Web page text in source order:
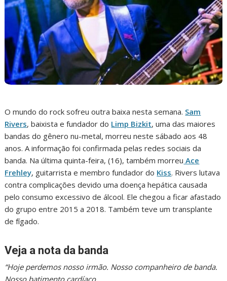
O mundo do rock sofreu outra baixa nesta semana. Sam
Rivers, baixista e fundador do Limp Bizkit, uma das maiores
bandas do gênero nu-metal, morreu neste sábado aos 48
anos. A informação foi confirmada pelas redes sociais da
banda. Na última quinta-feira, (16), também morreu Ace
Frehley, guitarrista e membro fundador do Kiss. Rivers lutava
contra complicações devido uma doença hepática causada
pelo consumo excessivo de álcool. Ele chegou a ficar afastado
do grupo entre 2015 a 2018. Também teve um transplante
de fígado.
Veja a nota da banda
“Hoje perdemos nosso irmão. Nosso companheiro de banda.
Nosso batimento cardíaco.